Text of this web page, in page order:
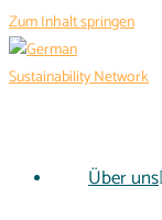
Zum Inhalt springen
Über uns